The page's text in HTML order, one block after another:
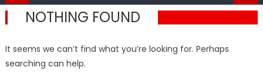
NOTHING FOUND
It seems we can’t find what you’re looking for. Perhaps
searching can help.